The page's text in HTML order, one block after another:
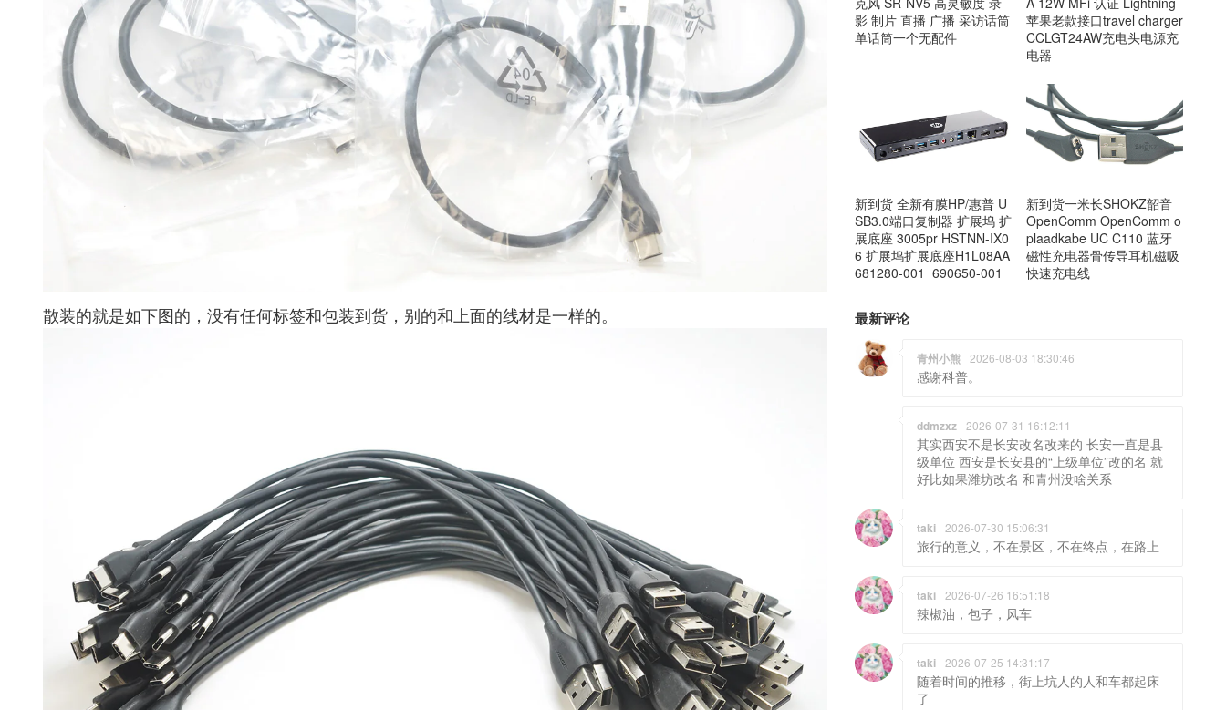
散装的就是如下图的，没有任何标签和包装到货，别的和上面的线材是一样的。
影 制片 直播 广播 采访话筒
单话筒一个无配件
苹果老款接口travel charger
CCLGT24AW充电头电源充
电器
新到货 全新有膜HP/惠普 U
SB3.0端口复制器 扩展坞 扩
展底座 3005pr HSTNN-IX0
6 扩展坞扩展底座H1L08AA
681280-001 690650-001
新到货一米长SHOKZ韶音
OpenComm OpenComm o
plaadkabe UC C110 蓝牙
磁性充电器骨传导耳机磁吸
快速充电线
最新评论
青州小熊 2026-08-03 18:30:46
感谢科普。
ddmzxz 2026-07-31 16:12:11
其实西安不是长安改名改来的 长安一直是县
级单位 西安是长安县的“上级单位”改的名 就
好比如果潍坊改名 和青州没啥关系
taki 2026-07-30 15:06:31
旅行的意义，不在景区，不在终点，在路上
taki 2026-07-26 16:51:18
辣椒油，包子，风车
taki 2026-07-25 14:31:17
随着时间的推移，街上坑人的人和车都起床
了